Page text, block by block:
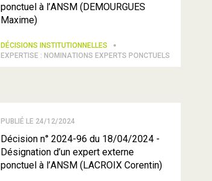
ponctuel à l’ANSM (DEMOURGUES
Maxime)
DÉCISIONS INSTITUTIONNELLES
EXPERTISE : NOMINATIONS EXPERTS PONCTUELS
PUBLIÉ LE 24/12/2024
Décision n° 2024-96 du 18/04/2024 -
Désignation d’un expert externe
ponctuel à l’ANSM (LACROIX Corentin)